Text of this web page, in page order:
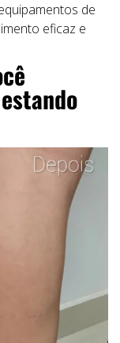
de
eficaz e